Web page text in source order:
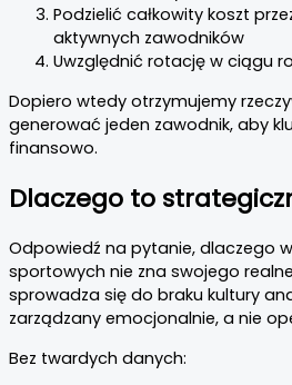
Podzielić całkowity koszt
aktywnych zawodników
Uwzględnić rotację w ciągu
Dopiero wtedy otrzymujemy
generować jeden zawodnik, aby
finansowo.
Dlaczego to
Odpowiedź na pytanie, dlaczego
sportowych nie zna swojego
sprowadza się do braku kultury
zarządzany emocjonalnie, a nie
Bez twardych danych: